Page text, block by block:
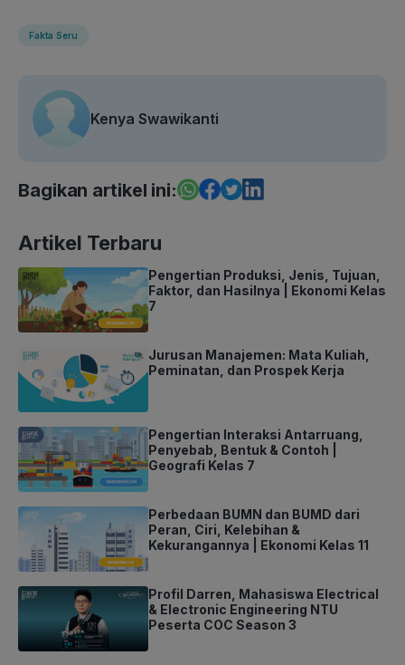
Fakta Seru
Kenya Swawikanti
Bagikan artikel ini:
Artikel Terbaru
Pengertian Produksi, Jenis, Tujuan,
Faktor, dan Hasilnya | Ekonomi Kelas
7
Jurusan Manajemen: Mata Kuliah,
Peminatan, dan Prospek Kerja
Pengertian Interaksi Antarruang,
Penyebab, Bentuk & Contoh |
Geografi Kelas 7
Perbedaan BUMN dan BUMD dari
Peran, Ciri, Kelebihan &
Kekurangannya | Ekonomi Kelas 11
Profil Darren, Mahasiswa Electrical
& Electronic Engineering NTU
Peserta COC Season 3